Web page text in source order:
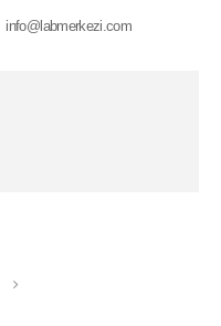
info@labmerkezi.com